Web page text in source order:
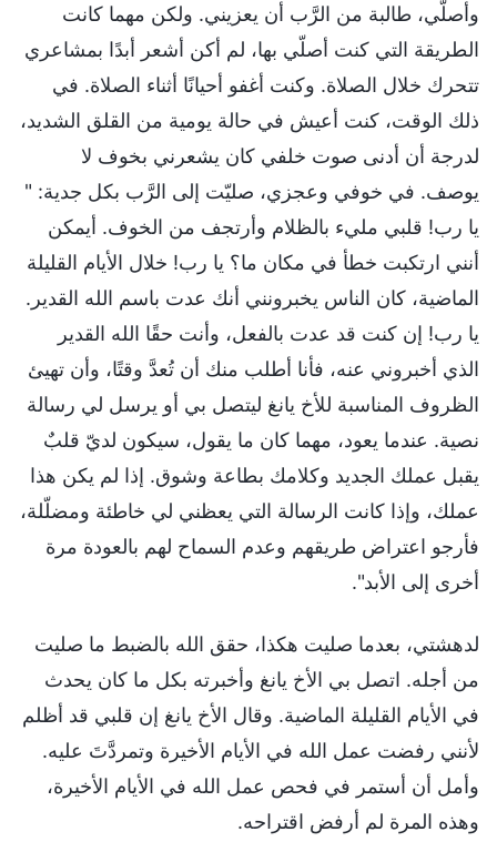
وأصلّي، طالبة من الرَّب أن يعزيني. ولكن مهما كانت
الطريقة التي كنت أصلّي بها، لم أكن أشعر أبدًا بمشاعري
تتحرك خلال الصلاة. وكنت أغفو أحيانًا أثناء الصلاة. في
ذلك الوقت، كنت أعيش في حالة يومية من القلق الشديد،
لدرجة أن أدنى صوت خلفي كان يشعرني بخوف لا
يوصف. في خوفي وعجزي، صليّت إلى الرَّب بكل جدية: "
يا رب! قلبي مليء بالظلام وأرتجف من الخوف. أيمكن
أنني ارتكبت خطأ في مكان ما؟ يا رب! خلال الأيام القليلة
الماضية، كان الناس يخبرونني أنك عدت باسم الله القدير.
يا رب! إن كنت قد عدت بالفعل، وأنت حقًا الله القدير
الذي أخبروني عنه، فأنا أطلب منك أن تُعدَّ وقتًا، وأن تهيئ
الظروف المناسبة للأخ يانغ ليتصل بي أو يرسل لي رسالة
نصية. عندما يعود، مهما كان ما يقول، سيكون لديّ قلبٌ
يقبل عملك الجديد وكلامك بطاعة وشوق. إذا لم يكن هذا
عملك، وإذا كانت الرسالة التي يعظني لي خاطئة ومضلّلة،
فأرجو اعتراض طريقهم وعدم السماح لهم بالعودة مرة
أخرى إلى الأبد".
لدهشتي، بعدما صليت هكذا، حقق الله بالضبط ما صليت
من أجله. اتصل بي الأخ يانغ وأخبرته بكل ما كان يحدث
في الأيام القليلة الماضية. وقال الأخ يانغ إن قلبي قد أظلم
لأنني رفضت عمل الله في الأيام الأخيرة وتمردَّتَ عليه.
وأمل أن أستمر في فحص عمل الله في الأيام الأخيرة،
وهذه المرة لم أرفض اقتراحه.